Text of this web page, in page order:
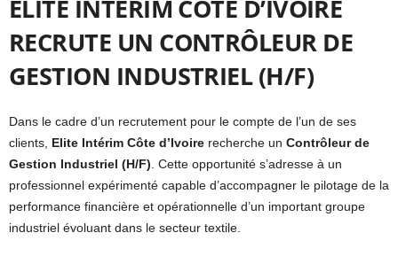
ELITE INTÉRIM CÔTE D’IVOIRE
RECRUTE UN CONTRÔLEUR DE
GESTION INDUSTRIEL (H/F)
Dans le cadre d’un recrutement pour le compte de l’un de ses
clients, Elite Intérim Côte d’Ivoire recherche un Contrôleur de
Gestion Industriel (H/F) . Cette opportunité s’adresse à un
professionnel expérimenté capable d’accompagner le pilotage de la
performance financière et opérationnelle d’un important groupe
industriel évoluant dans le secteur textile.